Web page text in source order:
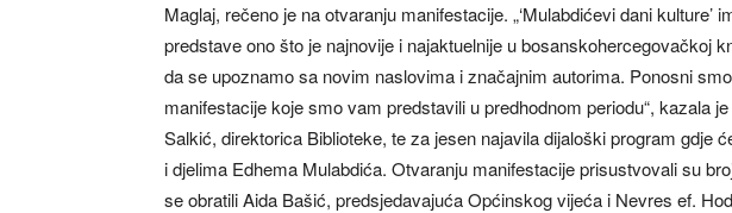
Maglaj, rečeno je na otvaranju manifestacije. „‘Mulabdićevi dani kulture’
predstave ono što je najnovije i najaktuelnije u bosanskohercegovačkoj
da se upoznamo sa novim naslovima i značajnim autorima. Ponosni
manifestacije koje smo vam predstavili u predhodnom periodu“, kazala
Salkić, direktorica Biblioteke, te za jesen najavila dijaloški program gdje
i djelima Edhema Mulabdića. Otvaranju manifestacije prisustvovali su
se obratili Aida Bašić, predsjedavajuća Općinskog vijeća i Nevres ef.